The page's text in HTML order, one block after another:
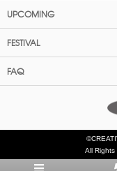
UPCOMING
FESTIVAL
FAQ
All Rights